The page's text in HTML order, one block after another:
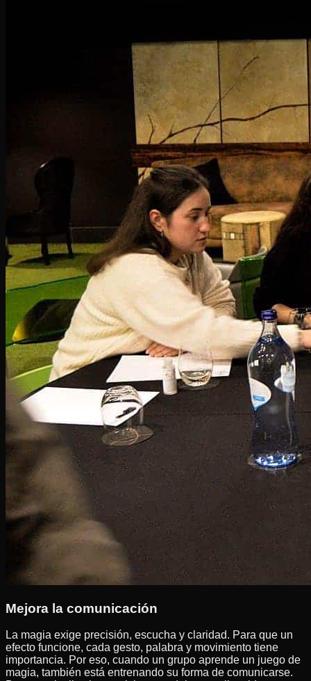
Mejora la comunicación
La magia exige precisión, escucha y claridad. Para que un
efecto funcione, cada gesto, palabra y movimiento tiene
importancia. Por eso, cuando un grupo aprende un juego de
magia, también está entrenando su forma de comunicarse.